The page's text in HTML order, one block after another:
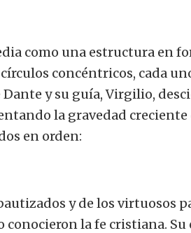
como una estructura en
concéntricos, cada
y su guía, Virgilio,
la gravedad creciente
en orden:
y de los virtuosos
la fe cristiana. Su